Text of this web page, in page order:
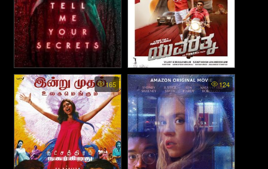
Tell Me Your Secrets พากย์
ไทย - เทล มี ยัวร์ ซีเคร็ตส์
(2021)
Yuvarathna (2021)
165 124